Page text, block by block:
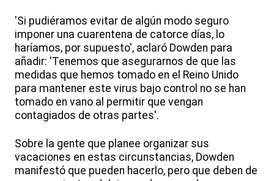
'Si pudiéramos evitar de algún modo seguro
imponer una cuarentena de catorce días, lo
haríamos, por supuesto', aclaró Dowden para
añadir: 'Tenemos que asegurarnos de que las
medidas que hemos tomado en el Reino Unido
para mantener este virus bajo control no se han
tomado en vano al permitir que vengan
contagiados de otras partes'.
Sobre la gente que planee organizar sus
vacaciones en estas circunstancias, Dowden
manifestó que pueden hacerlo, pero que deben de